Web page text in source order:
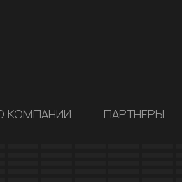
КОМПАНИИ ПАРТНЕРЫ